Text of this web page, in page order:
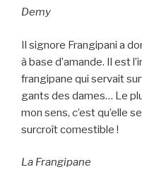
Demy
Il signore Frangipani a
à base d’amande. Il est
frangipane qui servait
gants des dames… Le
mon sens, c’est qu’elle
surcroît comestible !
La Frangipane